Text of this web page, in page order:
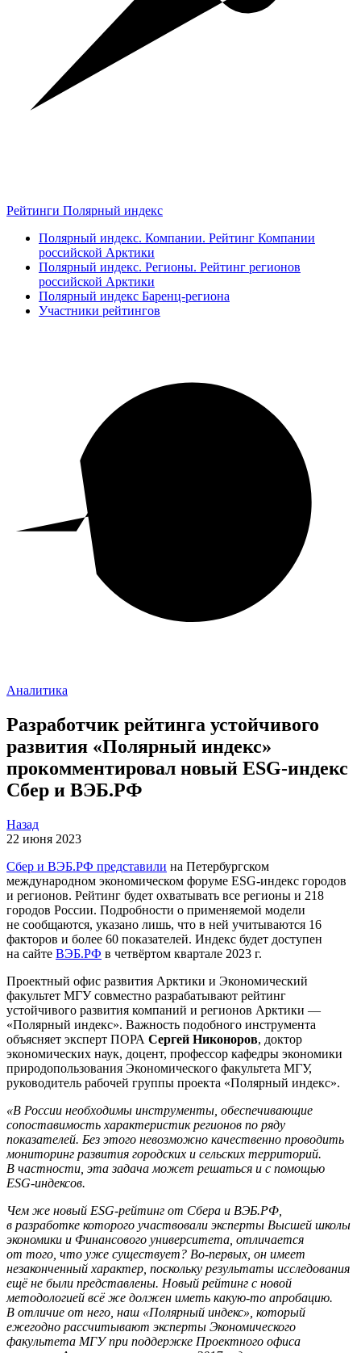
Рейтинги Полярный индекс
Полярный индекс. Компании. Рейтинг Компании
российской Арктики
Полярный индекс. Регионы. Рейтинг регионов
российской Арктики
Полярный индекс Баренц-региона
Участники рейтингов
Аналитика
Разработчик рейтинга устойчивого
развития «Полярный индекс»
прокомментировал новый ESG-индекс
Сбер и ВЭБ.РФ
Назад
22 июня 2023
Сбер и ВЭБ.РФ представили на Петербургском
международном экономическом форуме ESG-индекс городов
и регионов. Рейтинг будет охватывать все регионы и 218
городов России. Подробности о применяемой модели
не сообщаются, указано лишь, что в ней учитываются 16
факторов и более 60 показателей. Индекс будет доступен
на сайте ВЭБ.РФ в четвёртом квартале 2023 г.
Проектный офис развития Арктики и Экономический
факультет МГУ совместно разрабатывают рейтинг
устойчивого развития компаний и регионов Арктики —
«Полярный индекс». Важность подобного инструмента
объясняет эксперт ПОРА Сергей Никоноров, доктор
экономических наук, доцент, профессор кафедры экономики
природопользования Экономического факультета МГУ,
руководитель рабочей группы проекта «Полярный индекс».
«В России необходимы инструменты, обеспечивающие
сопоставимость характеристик регионов по ряду
показателей. Без этого невозможно качественно проводить
мониторинг развития городских и сельских территорий.
В частности, эта задача может решаться и с помощью
ESG-индексов.
Чем же новый ESG-рейтинг от Сбера и ВЭБ.РФ,
в разработке которого участвовали эксперты Высшей школы
экономики и Финансового университета, отличается
от того, что уже существует? Во-первых, он имеет
незаконченный характер, поскольку результаты исследования
ещё не были представлены. Новый рейтинг с новой
методологией всё же должен иметь какую-то апробацию.
В отличие от него, наш «Полярный индекс», который
ежегодно рассчитывают эксперты Экономического
факультета МГУ при поддержке Проектного офиса